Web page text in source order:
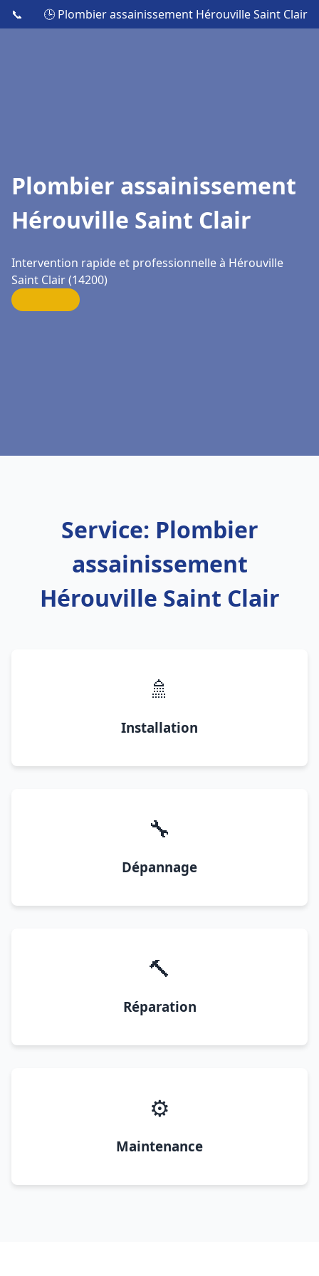
📞 🕒 Plombier assainissement Hérouville Saint Clair
Plombier assainissement
Hérouville Saint Clair
Intervention rapide et professionnelle à Hérouville
Saint Clair (14200)
Service: Plombier
assainissement
Hérouville Saint Clair
🚿
Installation
🔧
Dépannage
🔨
Réparation
⚙️
Maintenance